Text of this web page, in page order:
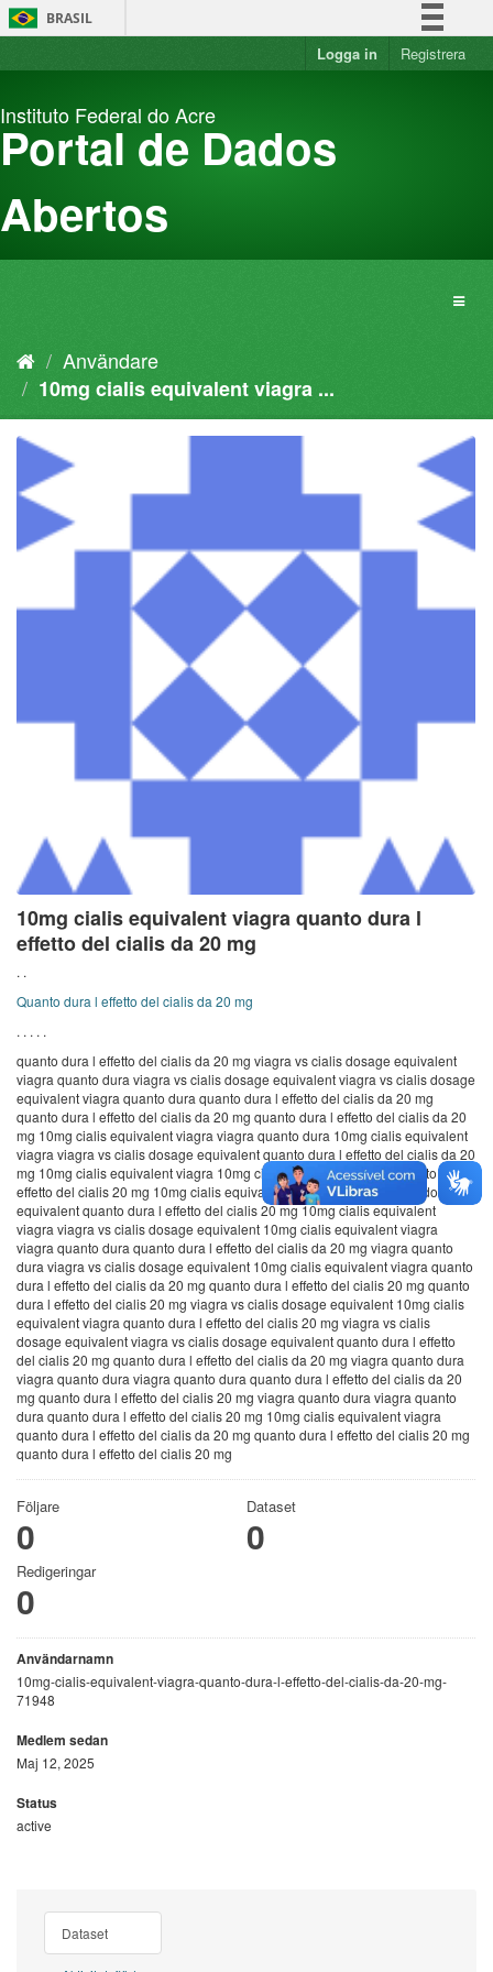
Hoppa
fram
BRASIL
Simplifique!
Acesso à informação
Logga in Registrera
Instituto Federal do Acre
Portal de Dados
Abertos
Användare
10mg cialis equivalent viagra ...
10mg cialis equivalent viagra quanto dura l
effetto del cialis da 20 mg
. .
Quanto dura l effetto del cialis da 20 mg
. . . . .
quanto dura l effetto del cialis da 20 mg viagra vs cialis dosage equivalent
viagra quanto dura viagra vs cialis dosage equivalent viagra vs cialis dosage
equivalent viagra quanto dura quanto dura l effetto del cialis da 20 mg
quanto dura l effetto del cialis da 20 mg quanto dura l effetto del cialis da 20
mg 10mg cialis equivalent viagra viagra quanto dura 10mg cialis equivalent
viagra viagra vs cialis dosage equivalent quanto dura l effetto del cialis da 20
mg 10mg cialis equivalent viagra 10mg cialis equivalent viagra quanto dura l
effetto del cialis 20 mg 10mg cialis equivalent viagra viagra vs cialis dosage
equivalent quanto dura l effetto del cialis 20 mg 10mg cialis equivalent
viagra viagra vs cialis dosage equivalent 10mg cialis equivalent viagra
viagra quanto dura quanto dura l effetto del cialis da 20 mg viagra quanto
dura viagra vs cialis dosage equivalent 10mg cialis equivalent viagra quanto
dura l effetto del cialis da 20 mg quanto dura l effetto del cialis 20 mg quanto
dura l effetto del cialis 20 mg viagra vs cialis dosage equivalent 10mg cialis
equivalent viagra quanto dura l effetto del cialis 20 mg viagra vs cialis
dosage equivalent viagra vs cialis dosage equivalent quanto dura l effetto
del cialis 20 mg quanto dura l effetto del cialis da 20 mg viagra quanto dura
viagra quanto dura viagra quanto dura quanto dura l effetto del cialis da 20
mg quanto dura l effetto del cialis 20 mg viagra quanto dura viagra quanto
dura quanto dura l effetto del cialis 20 mg 10mg cialis equivalent viagra
quanto dura l effetto del cialis da 20 mg quanto dura l effetto del cialis 20 mg
quanto dura l effetto del cialis 20 mg
Följare
0
Dataset
0
Redigeringar
0
Användarnamn
10mg-cialis-equivalent-viagra-quanto-dura-l-effetto-del-cialis-da-20-mg-
71948
Medlem sedan
Maj 12, 2025
Status
active
Dataset